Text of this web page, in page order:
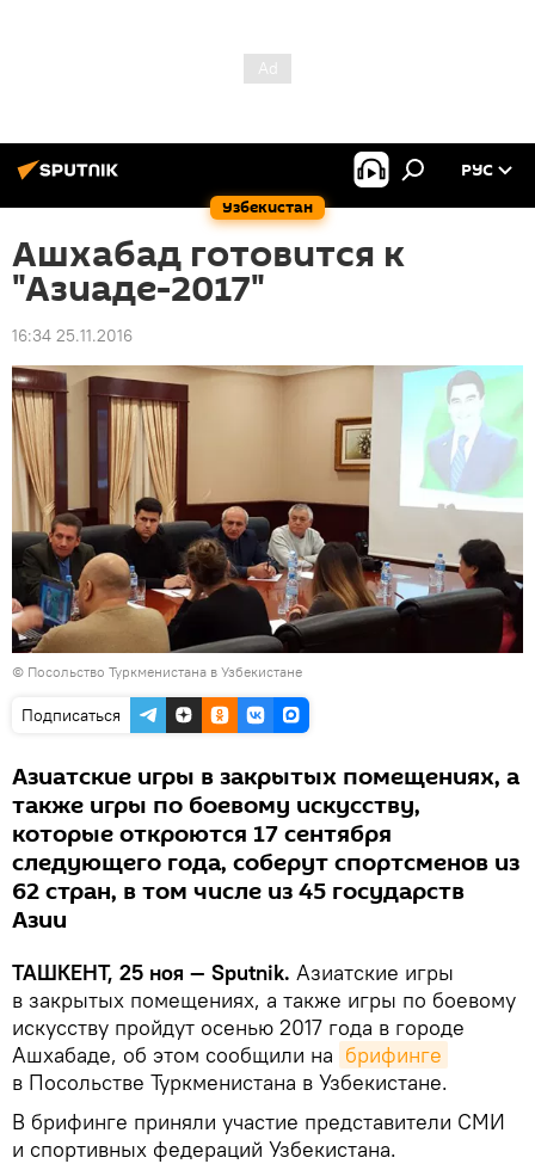
Узбекистан
РУС
Ашхабад готовится к
"Азиаде-2017"
16:34 25.11.2016
© Посольство Туркменистана в Узбекистане
Подписаться
Азиатские игры в закрытых помещениях, а
также игры по боевому искусству,
которые откроются 17 сентября
следующего года, соберут спортсменов из
62 стран, в том числе из 45 государств
Азии
ТАШКЕНТ, 25 ноя — Sputnik. Азиатские игры
в закрытых помещениях, а также игры по боевому
искусству пройдут осенью 2017 года в городе
Ашхабаде, об этом сообщили на брифинге
в Посольстве Туркменистана в Узбекистане.
В брифинге приняли участие представители СМИ
и спортивных федераций Узбекистана.